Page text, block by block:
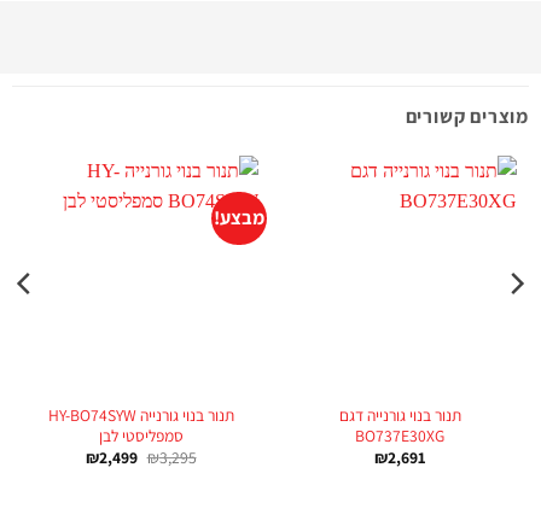
מוצרים קשורים
תנור בנוי גורנייה דגם
BO737E30XG
₪2,691
מבצע!
תנור בנוי גורנייה HY-BO74SYW
סמפליסטי לבן
₪3,295
₪2,499